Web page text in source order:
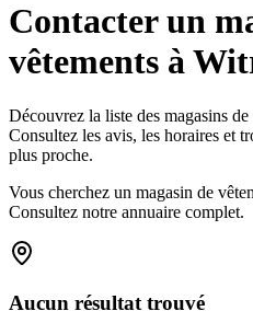
Contacter un
vêtements à
Découvrez la liste des magasins
Consultez les avis, les horaires et
plus proche.
Vous cherchez un magasin de
Consultez notre annuaire complet.
Aucun résultat trouvé